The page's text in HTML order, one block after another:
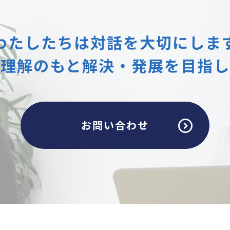
たしたちは対話を大切にしま
解のもと解決・発展を目指
お問い合わせ